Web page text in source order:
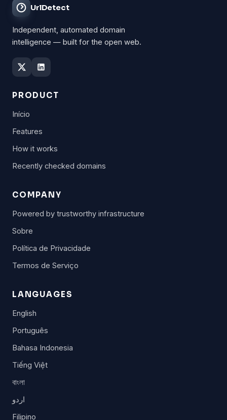
UrlDetect
Independent, automated domain
intelligence — built for the open web.
PRODUCT
Início
Features
How it works
Recently checked domains
COMPANY
Powered by trustworthy infrastructure
Sobre
Política de Privacidade
Termos de Serviço
LANGUAGES
English
Português
Bahasa Indonesia
Tiếng Việt
বাংলা
اردو
Filipino